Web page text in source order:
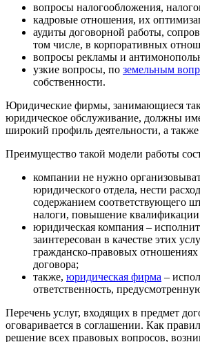
вопросы налогообложения,
кадровые отношения, их
аудиты договорной работы,
том числе, в корпоративных
вопросы рекламы и
узкие вопросы, по земельным
собственности.
Юридические фирмы, занимающиеся
юридическое обслуживание, должны
широкий профиль деятельности, а
Преимущество такой модели работы
компании не нужно
юридического отдела, нести
содержанием соответствующего
налоги, повышение квалификации
юридическая компания –
заинтересован в качестве этих
гражданско-правовых
договора;
также, юридическая фирма –
ответственность,
Перечень услуг, входящих в предмет
оговаривается в соглашении. Как
решение всех правовых вопросов,